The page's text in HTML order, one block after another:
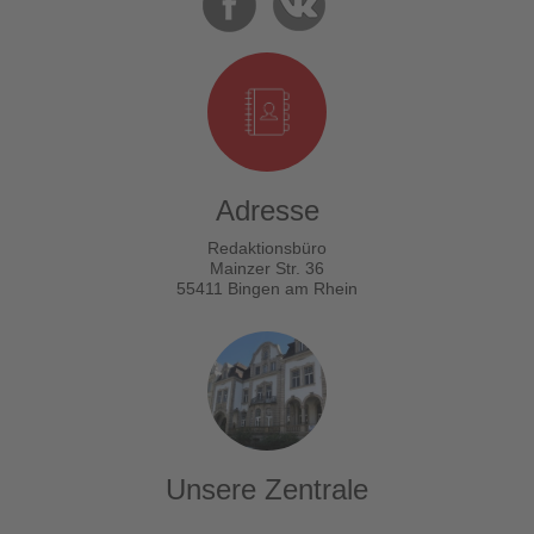
Adresse
Redaktionsbüro
Mainzer Str. 36
55411 Bingen am Rhein
Unsere Zentrale